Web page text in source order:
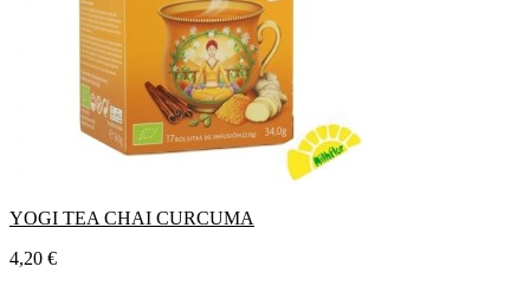
YOGI TEA CHAI CURCUMA
Precio
4,20 €